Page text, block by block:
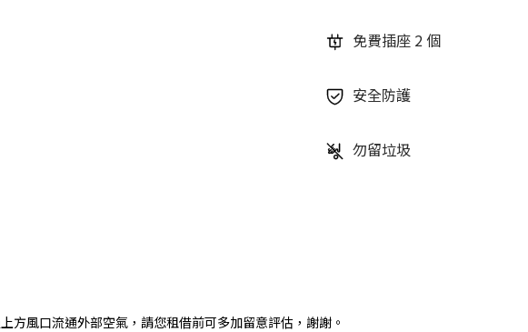
免費插座 2 個
安全防護
勿留垃圾
方風口流通外部空氣，請您租借前可多加留意評估，謝謝。